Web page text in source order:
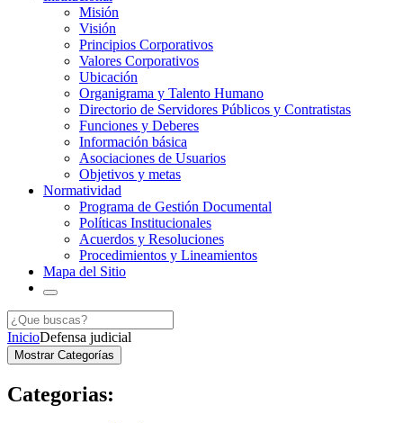
Misión
Visión
Principios Corporativos
Valores Corporativos
Ubicación
Organigrama y Talento Humano
Directorio de Servidores Públicos y Contratistas
Funciones y Deberes
Información básica
Asociaciones de Usuarios
Objetivos y metas
Normatividad
Programa de Gestión Documental
Políticas Institucionales
Acuerdos y Resoluciones
Procedimientos y Lineamientos
Mapa del Sitio
InicioDefensa judicial
Mostrar Categorías
Categorias: